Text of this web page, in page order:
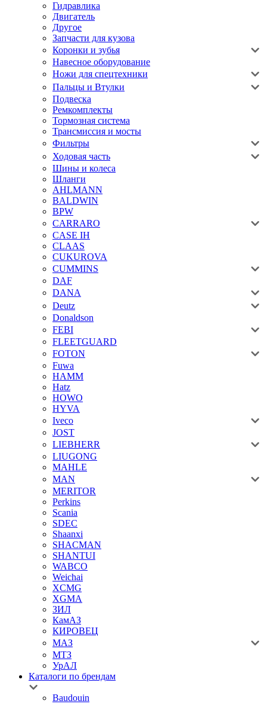
Гидравлика
Двигатель
Другое
Запчасти для кузова
Коронки и зубья
Навесное оборудование
Ножи для спецтехники
Пальцы и Втулки
Подвеска
Ремкомплекты
Тормозная система
Трансмиссия и мосты
Фильтры
Ходовая часть
Шины и колеса
Шланги
AHLMANN
BALDWIN
BPW
CARRARO
CASE IH
CLAAS
CUKUROVA
CUMMINS
DAF
DANA
Deutz
Donaldson
FEBI
FLEETGUARD
FOTON
Fuwa
HAMM
Hatz
HOWO
HYVA
Iveco
JOST
LIEBHERR
LIUGONG
MAHLE
MAN
MERITOR
Perkins
Scania
SDEC
Shaanxi
SHACMAN
SHANTUI
WABCO
Weichai
XCMG
XGMA
ЗИЛ
КамАЗ
КИРОВЕЦ
МАЗ
МТЗ
УрАЛ
Каталоги по брендам
Baudouin